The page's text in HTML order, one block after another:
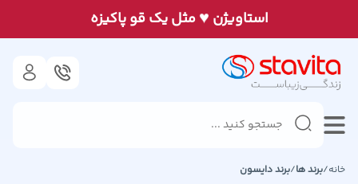
استاويژن ♥مثل يک قو پاكيزه
خانه/برند ها/برنددایسون